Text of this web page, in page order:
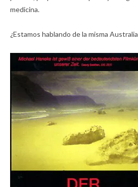
medicina.
¿Estamos hablando de la misma